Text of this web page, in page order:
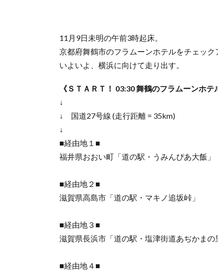
11月9日未明の午前3時起床。
京都府舞鶴市のフラムーンホテルをチェック
いよいよ、横浜に向けて走り出す。
《ＳＴＡＲＴ！ 03:30 舞鶴のフラムーンホテ
↓
↓ 国道27号線 (走行距離 = 35km)
↓
■経由地１■
福井県おおい町「道の駅・うみんぴあ大飯」
■経由地２■
滋賀県高島市「道の駅・マキノ追坂峠」
■経由地３■
滋賀県長浜市「道の駅・塩津街道あぢかまの
■経由地４■